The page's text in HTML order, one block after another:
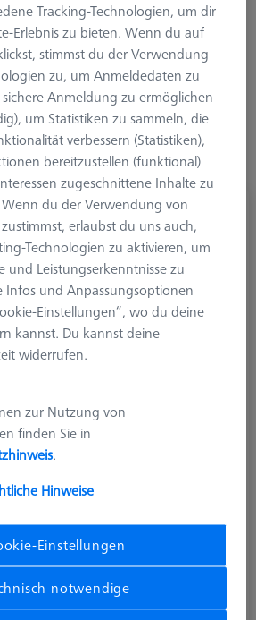
Länge (L) Messlänge (ML)
XXT, DK5 L30
Tracking-Technologien, um dir
Erlebnis zu bieten. Wenn du auf
stimmst du der Verwendung
zu, um Anmeldedaten zu
Anmeldung zu ermöglichen
um Statistiken zu sammeln, die
verbessern (Statistiken),
bereitzustellen (funktional)
zugeschnittene Inhalte zu
du der Verwendung von
erlaubst du uns auch,
Technologien zu aktivieren, um
und Leistungserkenntnisse zu
Infos und Anpassungsoptionen
Einstellungen“, wo du deine
kannst. Du kannst deine
widerrufen.
zur Nutzung von
finden Sie in
.
Hinweise
Einstellungen
notwendige